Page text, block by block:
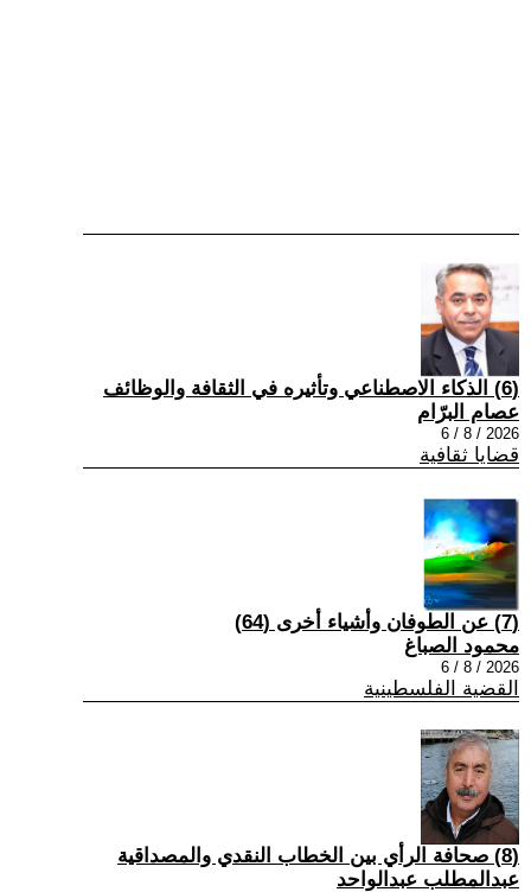
(6) الذكاء الاصطناعي وتأثيره في الثقافة والوظائف
عصام البرّام
2026 / 8 / 6
قضايا ثقافية
(7) عن الطوفان وأشياء أخرى (64)
محمود الصباغ
2026 / 8 / 6
القضية الفلسطينية
(8) صحافة الرأي بين الخطاب النقدي والمصداقية
عبدالمطلب عبدالواحد